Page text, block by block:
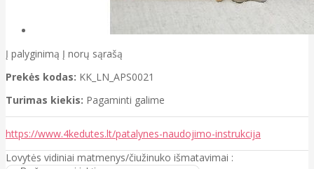
Į palyginimą Į norų sąrašą
Prekės kodas: KK_LN_APS0021
Turimas kiekis: Pagaminti galime
https://www.4kedutes.lt/patalynes-naudojimo-instrukcija
Lovytės vidiniai matmenys/čiužinuko išmatavimai :